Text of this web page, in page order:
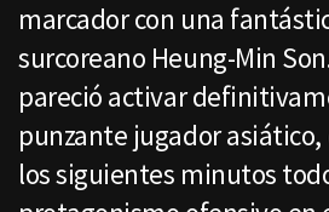
marcador con una
surcoreano Heung-Min
pareció activar
punzante jugador asiático,
los siguientes minutos